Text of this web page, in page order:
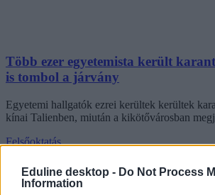
Eduline desktop - Do Not Process
Information
Több ezer egyetemista került
is tombol a járvány
Egyetemi hallgatók ezrei kerültek kerültek
kínai Talienben, miután a kikötővárosban
Felsőoktatás